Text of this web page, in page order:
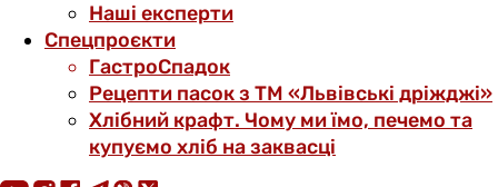
Наші експерти
Спецпроєкти
ГастроСпадок
Рецепти пасок з ТМ «Львівські дріжджі»
Хлібний крафт. Чому ми їмо, печемо та
купуємо хліб на заквасці